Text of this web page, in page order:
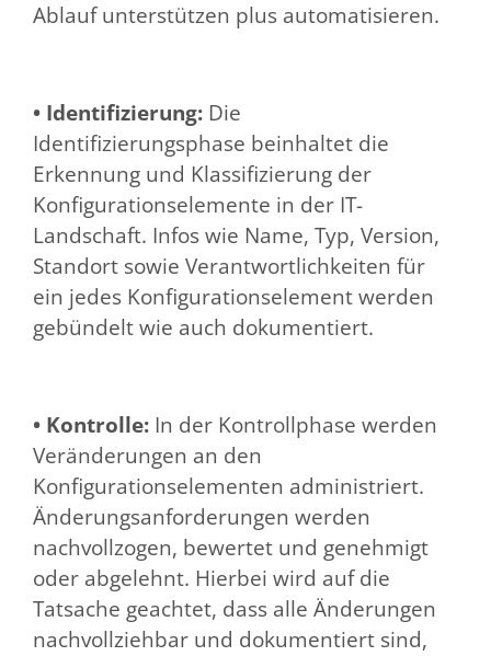
Ablauf unterstützen plus automatisieren.
• Identifizierung: Die
Identifizierungsphase beinhaltet die
Erkennung und Klassifizierung der
Konfigurationselemente in der IT-
Landschaft. Infos wie Name, Typ, Version,
Standort sowie Verantwortlichkeiten für
ein jedes Konfigurationselement werden
gebündelt wie auch dokumentiert.
• Kontrolle: In der Kontrollphase werden
Veränderungen an den
Konfigurationselementen administriert.
Änderungsanforderungen werden
nachvollzogen, bewertet und genehmigt
oder abgelehnt. Hierbei wird auf die
Tatsache geachtet, dass alle Änderungen
nachvollziehbar und dokumentiert sind,